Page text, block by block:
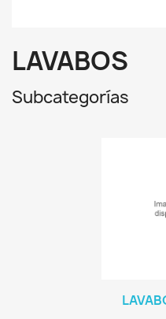
LAVABOS
Subcategorías